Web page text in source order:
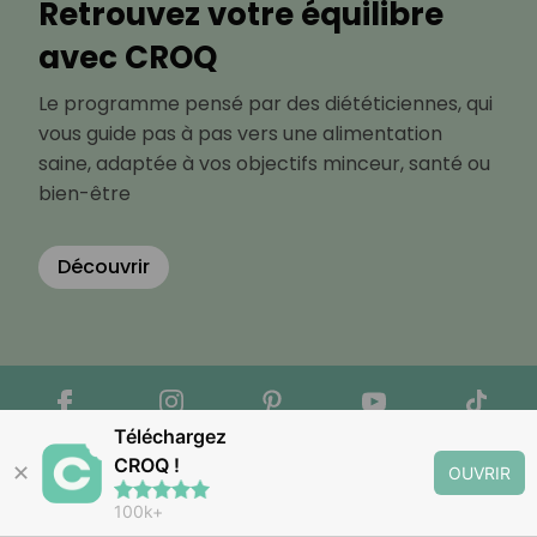
Retrouvez votre équilibre
avec CROQ
Le programme pensé par des diététiciennes, qui
vous guide pas à pas vers une alimentation
saine, adaptée à vos objectifs minceur, santé ou
bien-être
Découvrir
✕
Téléchargez
CROQ !
100k+
OUVRIR